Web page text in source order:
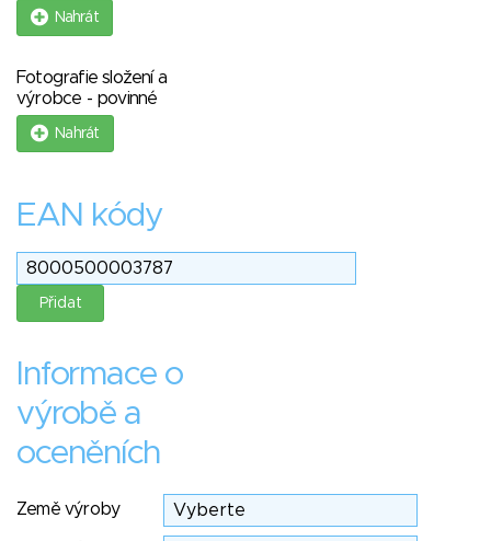
Nahrát
Fotografie složení a
výrobce - povinné
Nahrát
EAN kódy
Informace o
výrobě a
oceněních
Země výroby